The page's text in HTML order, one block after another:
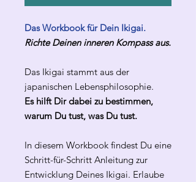
Das Workbook für Dein Ikigai.
Richte Deinen inneren Kompass aus.
Das Ikigai stammt aus der
japanischen Lebensphilosophie.
Es hilft Dir dabei zu bestimmen,
warum Du tust, was Du tust.
In diesem Workbook findest Du eine
Schritt-für-Schritt Anleitung zur
Entwicklung Deines Ikigai. Erlaube